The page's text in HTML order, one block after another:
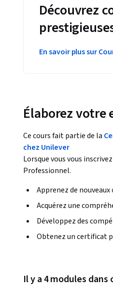
Découvrez
En savoir plus sur
Élaborez votre
Ce cours fait partie de la
chez Unilever
Lorsque vous vous
Professionnel.
Apprenez de
Acquérez une
Développez des
Obtenez un certificat
Il y a 4 modules dans